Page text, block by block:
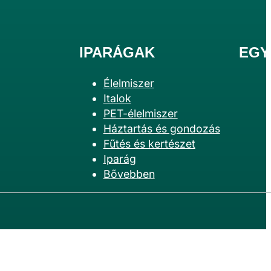
IPARÁGAK
Élelmiszer
Italok
PET-élelmiszer
Háztartás és gondozás
Fűtés és kertészet
Iparág
Bővebben